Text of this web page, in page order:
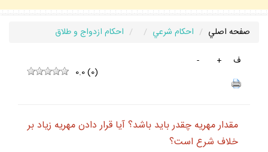
صفحه اصلي احكام شرعي
احكام ازدواج و طلاق
ف
+
-
0.0(0)
مقدار مهريه چقدر بايد باشد؟ آيا قرار دادن مهريه زياد بر
خلاف شرع است؟